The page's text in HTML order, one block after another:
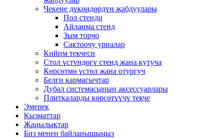
Чекене дүкөндөрдүн жабдуулары
Пол стенди
Айланма стенд
Зым торчо
Сактоочу урналар
Кийим текчеси
Стол үстүндөгү стенд жана кутуча
Көрсөтмө үстөл жана отургуч
Белги кармагычтар
Дубал системасынын аксессуарлары
Плиткаларды көрсөтүүчү текче
Эмерек
Кызматтар
Жаңылыктар
Биз менен байланышыңыз